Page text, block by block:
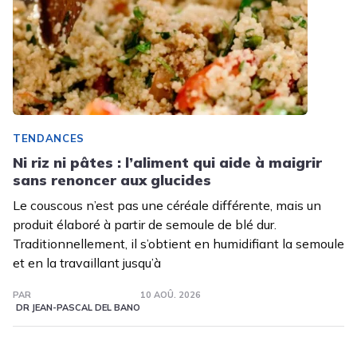
TENDANCES
Ni riz ni pâtes : l’aliment qui aide à maigrir
sans renoncer aux glucides
Le couscous n’est pas une céréale différente, mais un
produit élaboré à partir de semoule de blé dur.
Traditionnellement, il s’obtient en humidifiant la semoule
et en la travaillant jusqu’à
PAR
DR JEAN-PASCAL DEL BANO
10 AOÛ. 2026